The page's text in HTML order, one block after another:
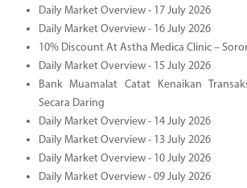
Daily Market Overview - 17 July 2026
Daily Market Overview - 16 July 2026
10% Discount At Astha Medica Clinic –
Daily Market Overview - 15 July 2026
Bank Muamalat Catat Kenaikan
Secara Daring
Daily Market Overview - 14 July 2026
Daily Market Overview - 13 July 2026
Daily Market Overview - 10 July 2026
Daily Market Overview - 09 July 2026